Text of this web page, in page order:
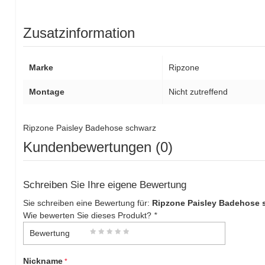
Zusatzinformation
Marke Ripzone
Montage Nicht zutreffend
Ripzone Paisley Badehose schwarz
Kundenbewertungen (0)
Schreiben Sie Ihre eigene Bewertung
Sie schreiben eine Bewertung für: Ripzone Paisley Badehose
Wie bewerten Sie dieses Produkt? *
Bewertung
Nickname